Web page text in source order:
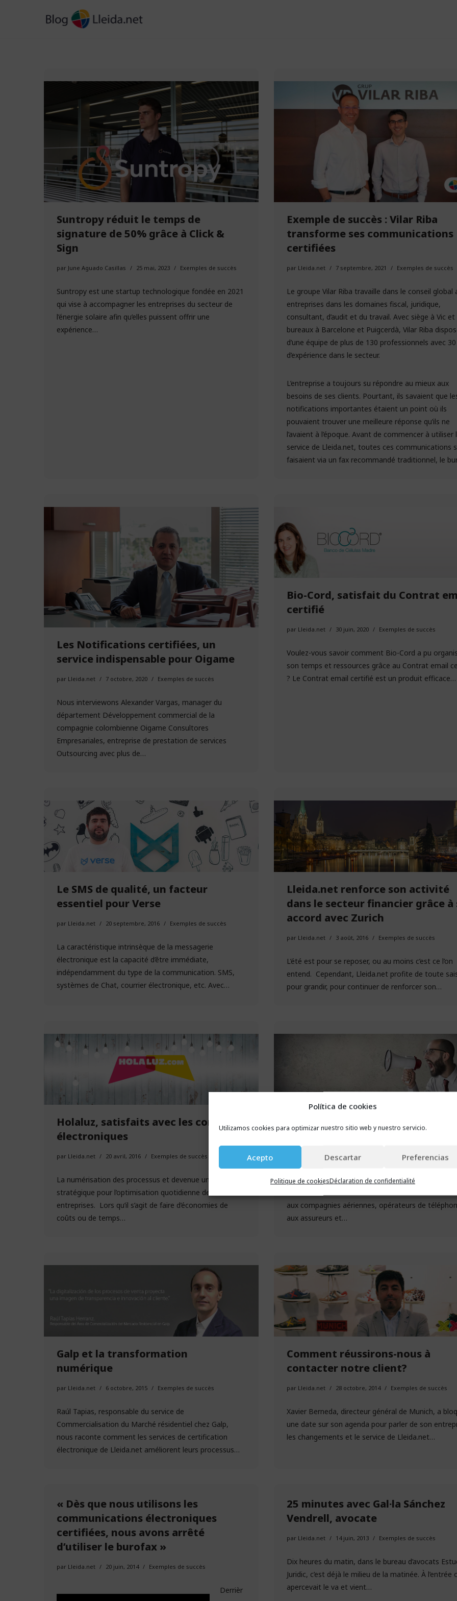
Política de cookies
Utilizamos cookies para optimizar nuestro sitio web y nuestro servicio.
Acepto Descartar Preferencias
Politique de cookiesDéclaration de confidentialité
Suntropy réduit le temps de
signature de 50% grâce à Click &
Sign
par June Aguado Casillas 25 mai, 2023 Exemples de succès
Suntropy est une startup technologique fondée en 2021
qui vise à accompagner les entreprises du secteur de
l’énergie solaire afin qu’elles puissent offrir une
expérience…
Exemple de succès : Vilar Riba
transforme ses communications
certifiées
par Lleida.net 7 septembre, 2021 Exemples de succès
Le groupe Vilar Riba travaille dans le conseil global
entreprises dans les domaines fiscal, juridique,
consultant, d’audit et du travail. Avec siège à Vic et
bureaux à Barcelone et Puigcerdà, Vilar Riba
d’une équipe de plus de 130 professionnels avec
d’expérience dans le secteur.
L’entreprise a toujours su répondre au mieux aux
besoins de ses clients. Pourtant, ils savaient que
notifications importantes étaient un point où ils
pouvaient trouver une meilleure réponse qu’ils ne
l’avaient à l’époque. Avant de commencer à utiliser
service de Lleida.net, toutes ces communications
faisaient via un fax recommandé traditionnel, le
Les Notifications certifiées, un
service indispensable pour Oigame
par Lleida.net 7 octobre, 2020 Exemples de succès
Nous interviewons Alexander Vargas, manager du
département Développement commercial de la
compagnie colombienne Oigame Consultores
Empresariales, entreprise de prestation de services
Outsourcing avec plus de…
Bio-Cord, satisfait du Contrat
certifié
par Lleida.net 30 juin, 2020 Exemples de succès
Voulez-vous savoir comment Bio-Cord a pu
son temps et ressources grâce au Contrat email
? Le Contrat email certifié est un produit
Le SMS de qualité, un facteur
essentiel pour Verse
par Lleida.net 20 septembre, 2016 Exemples de succès
La caractéristique intrinsèque de la messagerie
électronique est la capacité d’être immédiate,
indépendamment du type de la communication. SMS,
systèmes de Chat, courrier électronique, etc. Avec…
Lleida.net renforce son activité
dans le secteur financier grâce à
accord avec Zurich
par Lleida.net 3 août, 2016 Exemples de succès
L’été est pour se reposer, ou au moins c’est ce l’on
entend. Cependant, Lleida.net profite de toute
pour grandir, pour continuer de renforcer son…
Holaluz, satisfaits avec les contrats
électroniques
par Lleida.net 20 avril, 2016 Exemples de succès
La numérisation des processus et devenue un pilier
stratégique pour l’optimisation quotidienne des
entreprises. Lors qu’il s’agit de faire d’économies de
coûts ou de temps…
reclamador mise sur le courrier
électronique certifié
Lleida.net 9 mars, 2016 Exemples de succès
reclamador est la plateforme en ligne leader en
aux compagnies aériennes, opérateurs de
aux assureurs et…
Galp et la transformation
numérique
par Lleida.net 6 octobre, 2015 Exemples de succès
Raúl Tapias, responsable du service de
Commercialisation du Marché résidentiel chez Galp,
nous raconte comment les services de certification
électronique de Lleida.net améliorent leurs processus…
Comment réussirons-nous à
contacter notre client?
par Lleida.net 28 octobre, 2014 Exemples de succès
Xavier Berneda, directeur général de Munich, a
une date sur son agenda pour parler de son
les changements et le service de Lleida.net…
« Dès que nous utilisons les
communications électroniques
certifiées, nous avons arrêté
d’utiliser le burofax »
par Lleida.net 20 juin, 2014 Exemples de succès
Derrièr
25 minutes avec Gal·la Sánchez
Vendrell, avocate
par Lleida.net 14 juin, 2013 Exemples de succès
Dix heures du matin, dans le bureau d’avocats
Juridic, c’est déjà le milieu de la matinée. À l’entrée
apercevait le va et vient…